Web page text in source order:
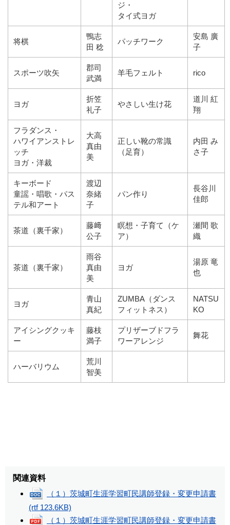
ジ・
タイ式ヨガ
将棋
鴨志
田 稔
パッチワーク
安島 廣
子
スポーツ吹矢
郡司
武満
羊毛フェルト rico
ヨガ
折笠
礼子
やさしい生け花
道川 紅
翔
フラダンス・
ハワイアンストレ
ッチ
ヨガ・洋裁
大高
真由
美
正しい靴の常識
（足育）
内田 み
さ子
キーボード
童謡・唱歌・パス
テル和アート
渡辺
奈緒
子
パン作り
長谷川
佳郎
茶道（裏千家）
藤﨑
公子
瞑想・子育て（ケ
ア）
瀬間 歌
織
茶道（裏千家）
雨谷
真由
美
ヨガ
湯原 竜
也
ヨガ
青山
真紀
ZUMBA（ダンス
フィットネス）
NATSU
KO
アイシングクッキ
ー
藤枝
満子
プリザーブドフラ
ワーアレンジ
舞花
ハーバリウム
荒川
智美
関連資料
（１）茨城町生涯学習町民講師登録・変更申請書
(rtf 123.6KB)
（１）茨城町生涯学習町民講師登録・変更申請書